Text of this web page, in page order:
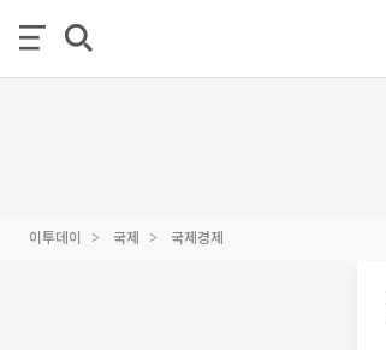
이투데이 국제 국제경제